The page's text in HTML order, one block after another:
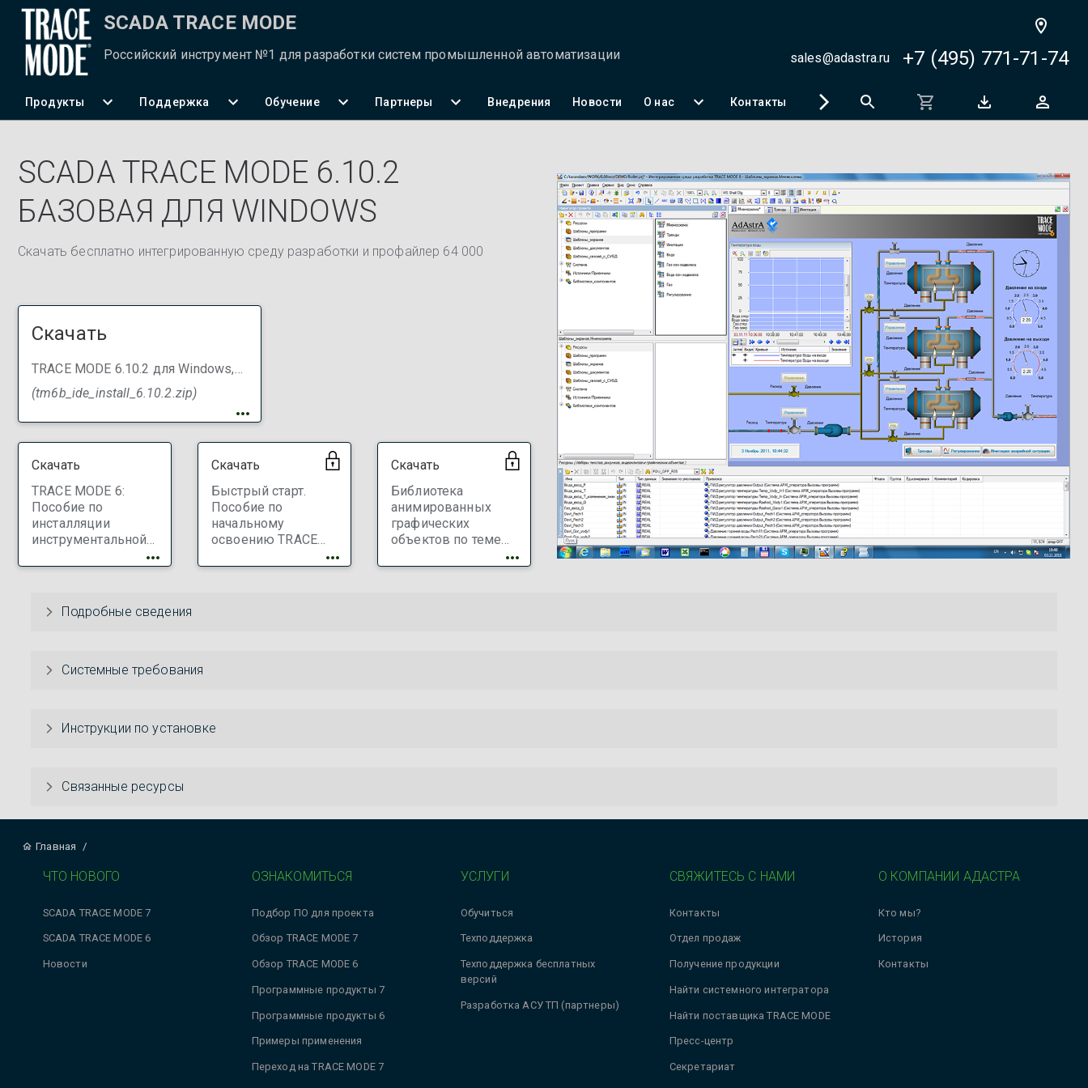
Российский инструмент №1 для разработки систем промышленной автоматизации
SCADA TRACE MODE
sales@adastra.ru +7 (495) 771-71-74
Продукты Поддержка Обучение Партнеры Внедрения Новости О нас Контакты Регистрация программ SCADA-чемпионат
SCADA TRACE MODE 6.10.2
БАЗОВАЯ ДЛЯ WINDOWS
Скачать бесплатно интегрированную среду разработки и профайлер 64 000
Скачать
TRACE MODE 6.10.2 для Windows,
базовая
(tm6b_ide_install_6.10.2.zip)
Скачать
TRACE MODE 6:
Пособие по
инсталляции
инструментальной
линии (Рус)
Скачать
Быстрый старт.
Пособие по
начальному
освоению TRACE
Скачать
Библиотека
анимированных
графических
объектов по теме
кондиционирование
Подробные сведения
Системные требования
Инструкции по установке
Связанные ресурсы
Главная /
ЧТО НОВОГО
SCADA TRACE MODE 7
SCADA TRACE MODE 6
Новости
ОЗНАКОМИТЬСЯ
Подбор ПО для проекта
Обзор TRACE MODE 7
Обзор TRACE MODE 6
Программные продукты 7
Программные продукты 6
Примеры применения
Переход на TRACE MODE 7
УСЛУГИ
Обучиться
Техподдержка
Техподдержка бесплатных
версий
Разработка АСУ ТП (партнеры)
СВЯЖИТЕСЬ С НАМИ
Контакты
Отдел продаж
Получение продукции
Найти системного интегратора
Найти поставщика TRACE MODE
Пресс-центр
Секретариат
О КОМПАНИИ АДАСТРА
Кто мы?
История
Контакты